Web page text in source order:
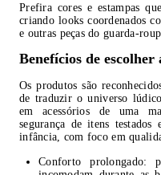
Prefira cores e estampas
criando looks coordenados
e outras peças do guarda-
Benefícios de escolher
Os produtos são
de traduzir o universo
em acessórios de uma
segurança de itens
infância, com foco em
Conforto prolongado: